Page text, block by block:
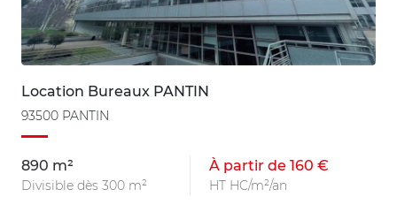
Location Bureaux PANTIN
93500 PANTIN
890 m²
Divisible dès 300 m²
À partir de 160 €
HT HC/m²/an